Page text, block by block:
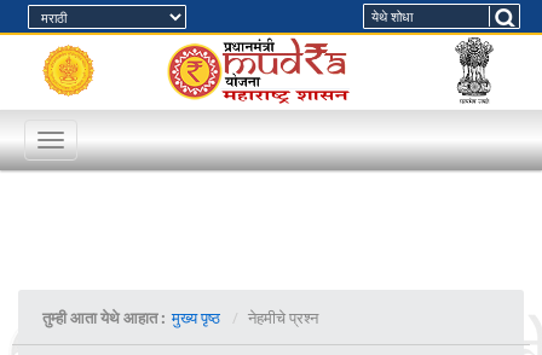
Toggle
navigation
तुम्ही आता येथे आहात : मुख्य पृष्ठ नेहमीचे प्रश्न